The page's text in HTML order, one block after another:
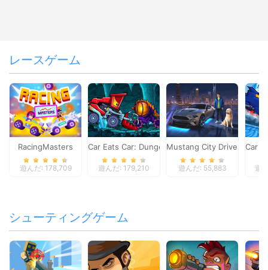
レースゲーム
RacingMasters
遊んだ: 178,709
Car Eats Car: Dungeon Adventure
遊んだ: 179,210
Mustang City Driver
遊んだ: 55,883
Car
遊
シューティングゲーム